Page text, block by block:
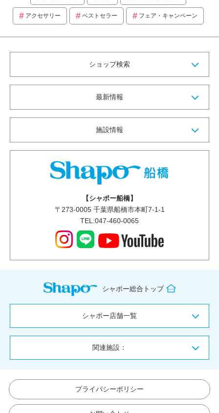
アクセサリー ベストセラー フェア・キャンペーン
ショップ検索
最新情報
施設情報
【シャポー船橋】
〒 273-0005千葉県船橋市本町7-1-1
TEL:047-460-0065
シャポー総合トップ
シャポー店舗一覧
関連施設：
プライバシーポリシー